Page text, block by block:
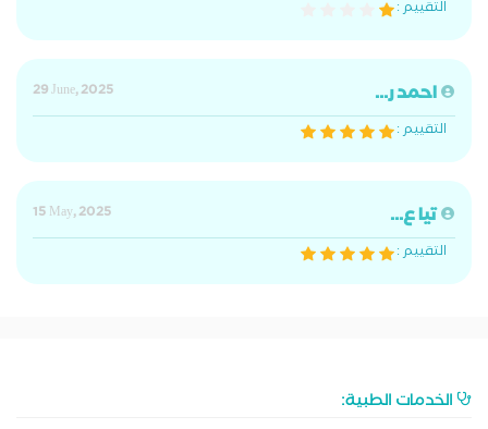
التقييم :
احمد ر...
29 June, 2025
التقييم :
تيا ع...
15 May, 2025
التقييم :
الخدمات الطبية: